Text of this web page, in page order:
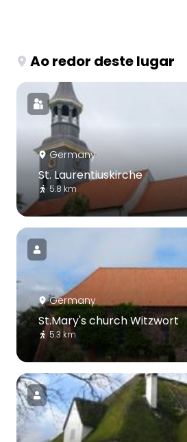
Ao redor deste lugar
Germany
St. Laurentiuskirche
5.8 km
Germany
St.Mary's church Witzwort
5.3 km